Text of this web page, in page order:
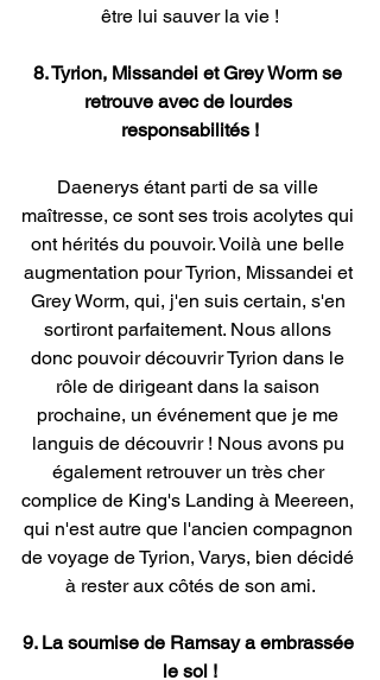
être lui sauver la vie !
8. Tyrion, Missandei et Grey Worm se
retrouve avec de lourdes
responsabilités !
Daenerys étant parti de sa ville
maîtresse, ce sont ses trois acolytes qui
ont hérités du pouvoir. Voilà une belle
augmentation pour Tyrion, Missandei et
Grey Worm, qui, j'en suis certain, s'en
sortiront parfaitement. Nous allons
donc pouvoir découvrir Tyrion dans le
rôle de dirigeant dans la saison
prochaine, un événement que je me
languis de découvrir ! Nous avons pu
également retrouver un très cher
complice de King's Landing à Meereen,
qui n'est autre que l'ancien compagnon
de voyage de Tyrion, Varys, bien décidé
à rester aux côtés de son ami.
9. La soumise de Ramsay a embrassée
le sol !